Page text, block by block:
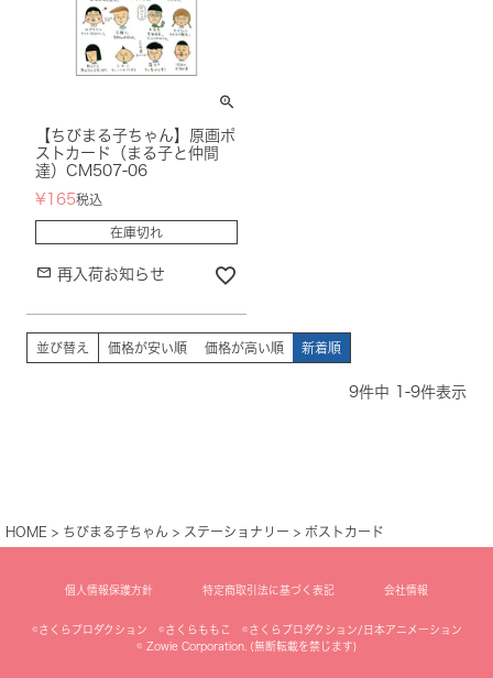
【ちびまる子ちゃん】原画ポ
ストカード（まる子と仲間
達）CM507-06
¥ 165税込
在庫切れ
再入荷お知らせ
並び替え 価格が安い順 価格が高い順 新着順
9件中 -9件表示
HOME ちびまる子ちゃん ステーショナリー ポストカード
個人情報保護方針 特定商取引法に基づく表記 会社情報
©さくらプロダクション ©さくらももこ ©さくらプロダクション/日本アニメーション
© Zowie Corporation. (無断転載を禁じます)